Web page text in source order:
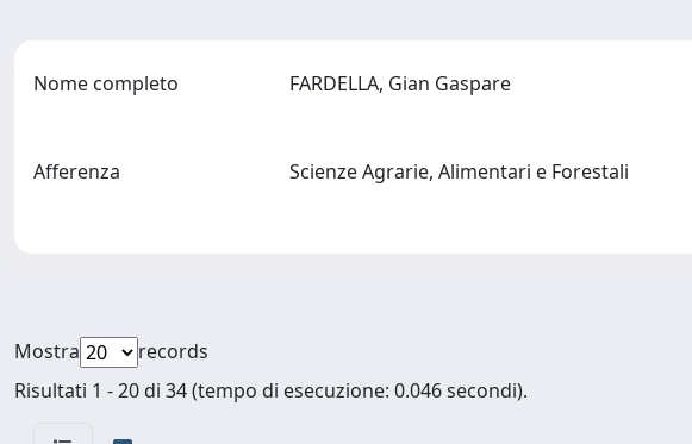
Nome completo FARDELLA, Gian Gaspare
Afferenza Scienze Agrarie, Alimentari e Forestali
Mostra
records
Risultati 1 - 20 di 34 (tempo di esecuzione: 0.046 secondi).